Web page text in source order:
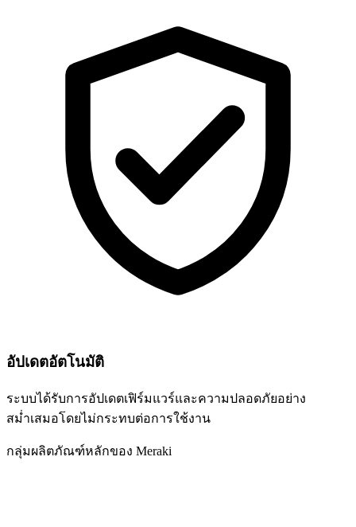
อัปเดตอัตโนมัติ
ระบบได้รับการอัปเดตเฟิร์มแวร์และความปลอดภัยอย่าง
สม่ำเสมอโดยไม่กระทบต่อการใช้งาน
กลุ่มผลิตภัณฑ์หลักของ Meraki